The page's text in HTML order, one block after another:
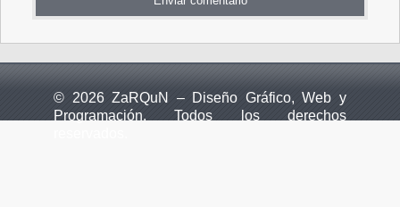
© 2026 ZaRQuN – Diseño Gráfico, Web y
Programación. Todos los derechos